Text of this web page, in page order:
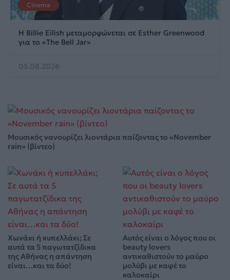
Cinema
Η Billie Eilish μεταμορφώνεται σε Esther Greenwood
για το «The Bell Jar»
05.08.2026
Μουσικός νανουρίζει λιοντάρια παίζοντας το «November
rain» (βίντεο)
Χωνάκι ή κυπελλάκι; Σε
αυτά τα 5 παγωτατζίδικα
της Αθήνας η απάντηση
είναι…και τα δύο!
Αυτός είναι ο λόγος που οι
beauty lovers
αντικαθιστούν το μαύρο
μολύβι με καφέ το
καλοκαίρι